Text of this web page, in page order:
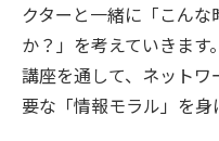
クターと一緒に「こん
か？」を考えていきます。
講座を通して、ネット
要な「情報モラル」を身